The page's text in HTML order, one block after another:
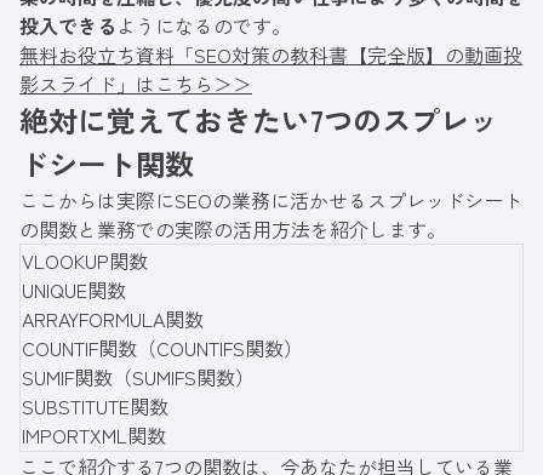
投入できる ようになるのです。
無料お役立ち資料「SEO対策の教科書【完全版】の動画投
影スライド」はこちら＞＞
絶対に覚えておきたい7つのスプレッ
ドシート関数
ここからは実際にSEOの業務に活かせるスプレッドシート
の関数と業務での実際の活用方法を紹介します。
VLOOKUP関数
UNIQUE関数
ARRAYFORMULA関数
COUNTIF関数（COUNTIFS関数）
SUMIF関数（SUMIFS関数）
SUBSTITUTE関数
IMPORTXML関数
ここで紹介する7つの関数は、今あなたが担当している業